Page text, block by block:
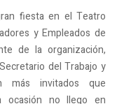
fiesta en el Teatro
y Empleados de
de la organización,
del Trabajo y
más invitados que
ocasión no llego en